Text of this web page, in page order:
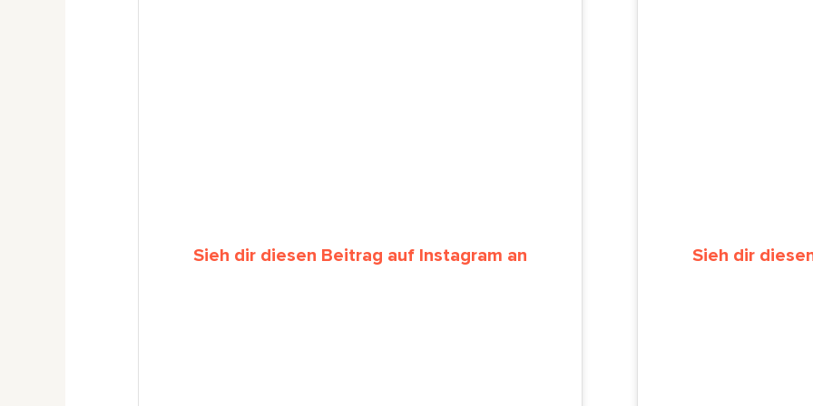
Sieh dir diesen Beitrag auf Instagram an Sieh dir